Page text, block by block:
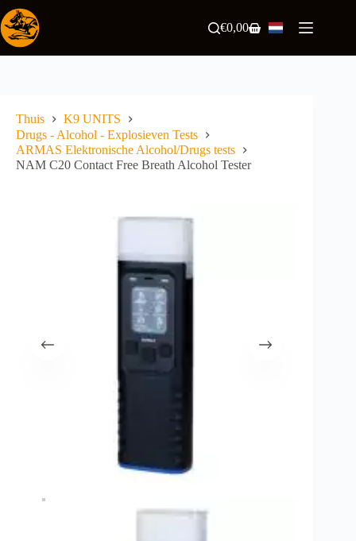
naar
de
inhoud
Winkelwagen
€0,00
Thuis
K9 UNITS
Drugs - Alcohol - Explosieven Tests
ARMAS Elektronische Alcohol/Drugs tests
NAM C20 Contact Free Breath Alcohol Tester